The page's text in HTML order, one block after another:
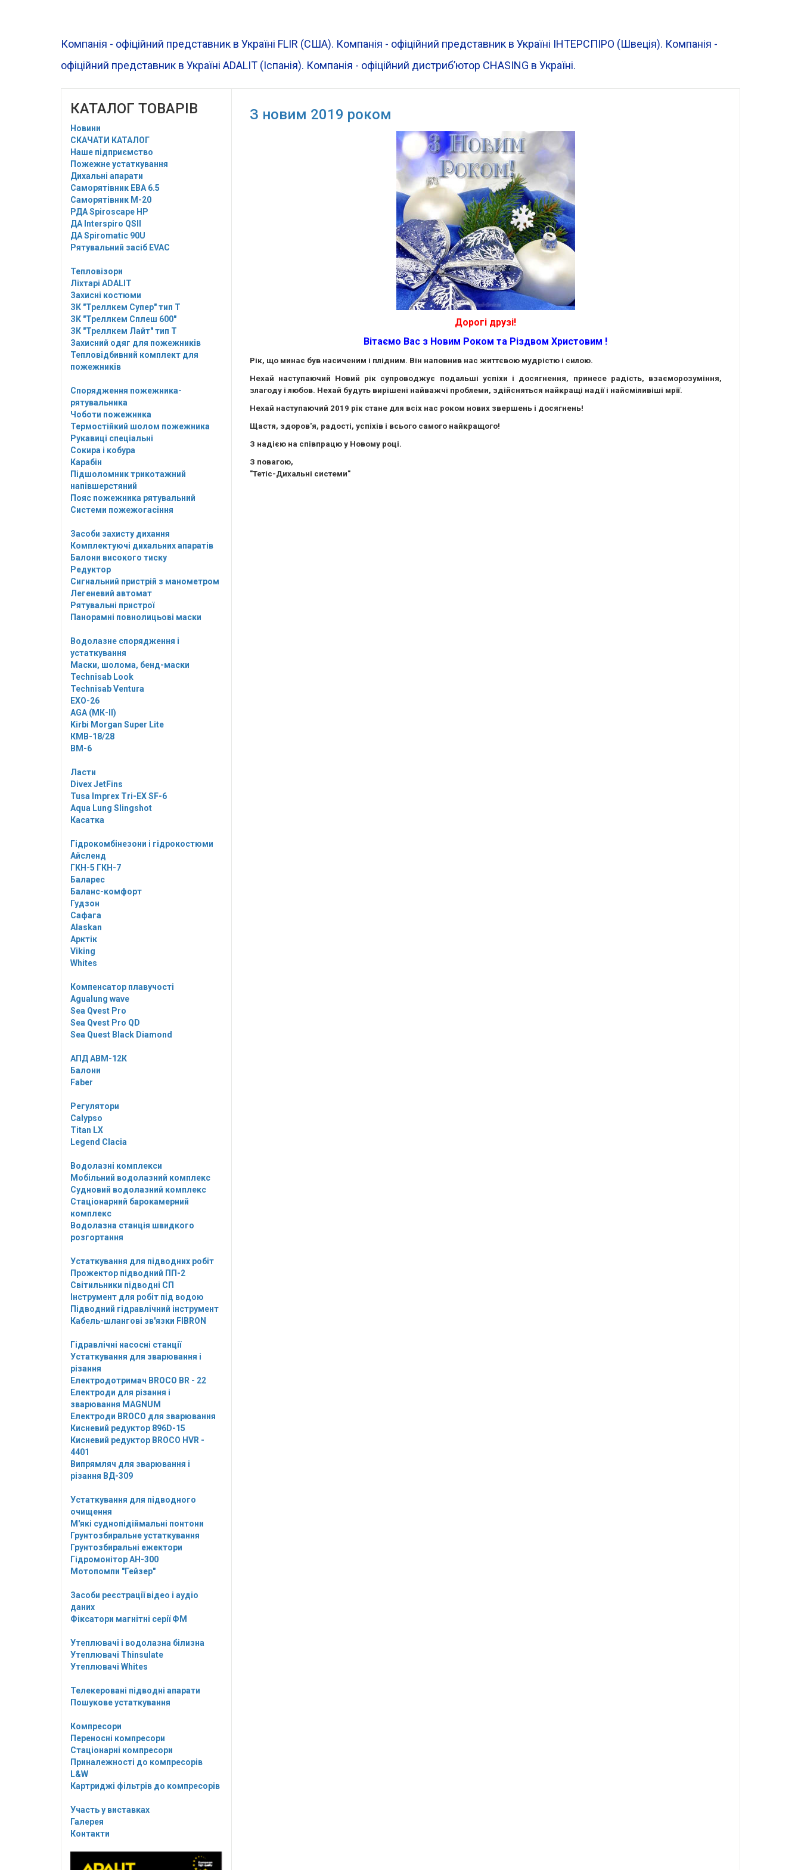
Компанія - офіційний представник в Україні FLIR (CША). Компанія - офіційний представник в Україні ІНТЕРСПІРО (Швеція). Компанія -
офіційний представник в Україні ADALIT (Іспанія). Компанія - офіційний дистрибʼютор CHASING в Україні.
З новим 2019 роком
Дорогі друзі!
Вітаємо Вас з Новим Роком та Різдвом Христовим !
Рік, що минає був насиченим і плідним. Він наповнив нас життєвою мудрістю і силою.
Нехай наступаючий Новий рік супроводжує подальші успіхи і досягнення, принесе радість, взаєморозуміння,
злагоду і любов. Нехай будуть вирішені найважчі проблеми, здійсняться найкращі надії і найсміливіші мрії.
Нехай наступаючий 2019 рік стане для всіх нас роком нових звершень і досягнень!
Щастя, здоров'я, радості, успіхів і всього самого найкращого!
З надією на співпрацю у Новому році.
З повагою,
"Тетіс-Дихальні системи"
КАТАЛОГ ТОВАРІВ
Новини
СКАЧАТИ КАТАЛОГ
Наше підприємство
Пожежне устаткування
Дихальні апарати
Саморятівник EBA 6.5
Саморятівник M-20
РДА Spiroscape HP
ДА Interspiro QSII
ДА Spiromatic 90U
Рятувальний засіб EVAC
Тепловізори
Ліхтарі ADALIT
Захисні костюми
ЗК "Треллкем Супер" тип Т
ЗК "Треллкем Сплеш 600"
ЗК "Треллкем Лайт" тип Т
Захисний одяг для пожежників
Тепловідбивний комплект для
пожежників
Спорядження пожежника-
рятувальника
Чоботи пожежника
Термостійкий шолом пожежника
Рукавиці спеціальні
Сокира і кобура
Карабін
Підшоломник трикотажний
напівшерстяний
Пояс пожежника рятувальний
Системи пожежогасіння
Засоби захисту дихання
Комплектуючі дихальних апаратів
Балони високого тиску
Редуктор
Сигнальний пристрій з манометром
Легеневий автомат
Рятувальні пристрої
Панорамні повнолицьові маски
Водолазне спорядження і
устаткування
Маски, шолома, бенд-маски
Technisab Look
Technisab Ventura
EXO-26
AGA (МК-II)
Kirbi Morgan Super Lite
КМВ-18/28
ВМ-6
Ласти
Divex JetFins
Tusa Imprex Tri-EX SF-6
Aqua Lung Slingshot
Касатка
Гідрокомбінезони і гідрокостюми
Айсленд
ГКН-5 ГКН-7
Баларес
Баланс-комфорт
Гудзон
Сафага
Alaskan
Арктік
Viking
Whites
Компенсатор плавучості
Agualung wave
Sea Qvest Pro
Sea Qvest Pro QD
Sea Quest Black Diamond
АПД АВМ-12К
Балони
Faber
Регулятори
Calypso
Titan LX
Legend Clacia
Водолазні комплекси
Мобільний водолазний комплекс
Судновий водолазний комплекс
Стаціонарний барокамерний
комплекс
Водолазна станція швидкого
розгортання
Устаткування для підводних робіт
Прожектор підводний ПП-2
Світильники підводні СП
Інструмент для робіт під водою
Підводний гідравлічний інструмент
Кабель-шлангові зв'язки FIBRON
Гідравлічні насосні станції
Устаткування для зварювання і
різання
Електродотримач BROCO BR - 22
Електроди для різання і
зварювання MAGNUM
Електроди BROCO для зварювання
Кисневий редуктор 896D-15
Кисневий редуктор BROCO HVR -
4401
Випрямляч для зварювання і
різання ВД-309
Устаткування для підводного
очищення
М'які суднопідіймальні понтони
Грунтозбиральне устаткування
Грунтозбиральні ежектори
Гідромонітор АН-300
Мотопомпи "Гейзер"
Засоби реєстрації відео і аудіо
даних
Фіксатори магнітні серії ФМ
Утеплювачі і водолазна білизна
Утеплювачі Thinsulate
Утеплювачі Whites
Телекеровані підводні апарати
Пошукове устаткування
Компресори
Переносні компресори
Стаціонарні компресори
Приналежності до компресорів
L&W
Картриджі фільтрів до компресорів
Участь у виставках
Галерея
Контакти